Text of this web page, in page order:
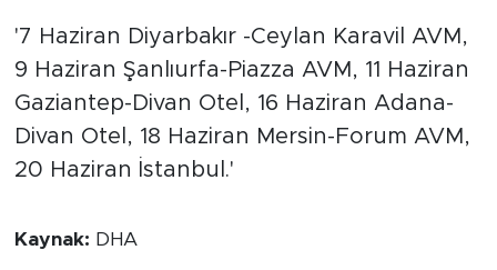
'7 Haziran Diyarbakır -Ceylan Karavil AVM,
9 Haziran Şanlıurfa-Piazza AVM, 11 Haziran
Gaziantep-Divan Otel, 16 Haziran Adana-
Divan Otel, 18 Haziran Mersin-Forum AVM,
20 Haziran İstanbul.'
Kaynak: DHA